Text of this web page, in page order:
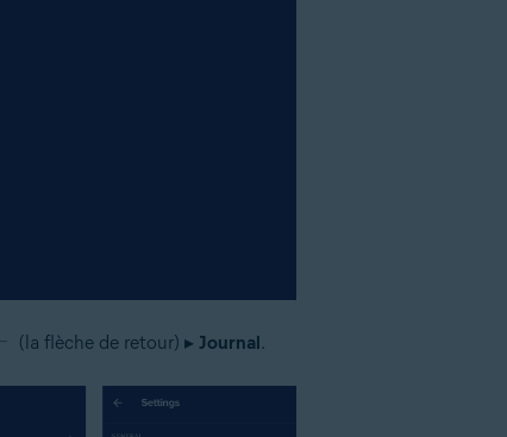
(la flèche de retour) ▸Journal.